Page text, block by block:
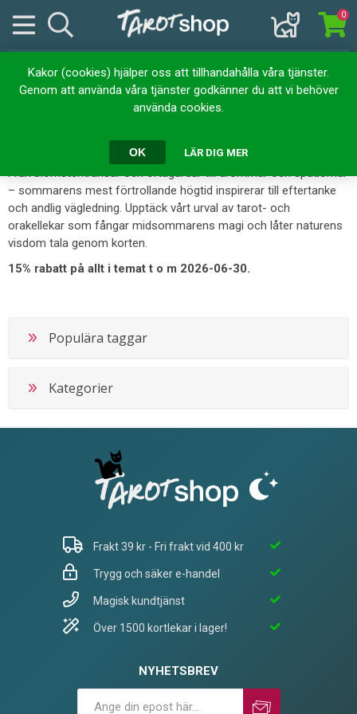
Kakor (cookies) hjälper oss att tillhandahålla våra tjänster.
Genom att använda våra tjänster godkänner du att vi behöver
använda cookies.
OK LÄR DIG MER
0
Hem
Midsommarens magi
Midsommar är en tid av ljus, folklore och magiska traditioner.
Från blomsterkransar och örtagårdar till drömmar och spådomar
– sommarens mest förtrollande högtid inspirerar till eftertanke
och andlig vägledning. Upptäck vårt urval av tarot- och
orakellekar som fångar midsommarens magi och låter naturens
visdom tala genom korten.
15% rabatt på allt i temat t o m 2026-06-30.
Populära taggar
Kategorier
Frakt 39 kr - Fri frakt vid 400 kr
Trygg och säker e-handel
Magisk kundtjänst
Över 1500 kortlekar i lager!
NYHETSBREV